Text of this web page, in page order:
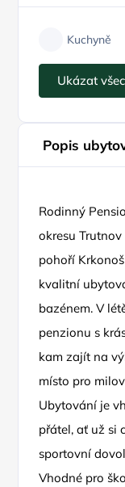
Kuchyně
Ukázat
Popis
Rodinný
okresu
pohoří
kvalitní
bazénem. V
penzionu s
kam zajít na
místo pro
Ubytování je
přátel, ať už si
sportovní
Vhodné pro